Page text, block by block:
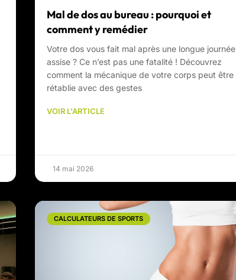
Mal de dos au bureau : pourquoi et
comment y remédier
Votre dos vous fait mal après une longue journée
assise ? Ce n’est pas une fatalité ! Découvrez
comment la mécanique de votre corps peut être
rétablie avec des gestes
VOIR L'ARTICLE
14 mai 2026
CALCULATEURS DE SPORTS